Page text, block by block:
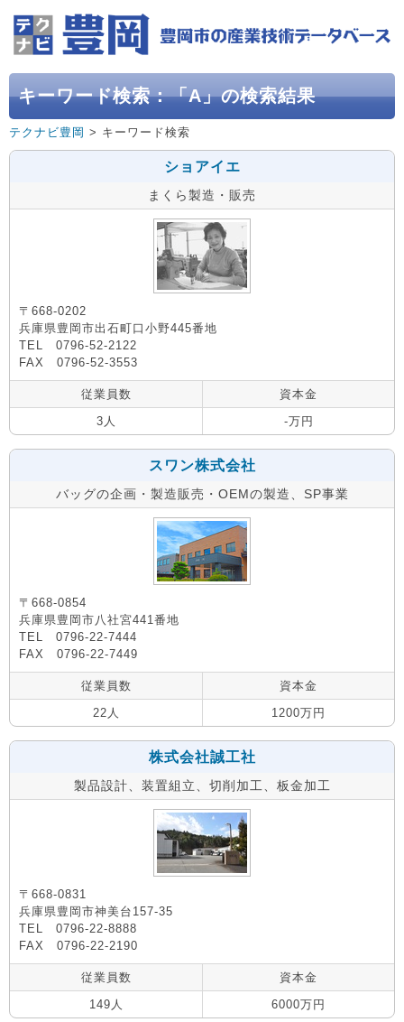
キーワード検索：「A」の検索結果
テクナビ豊岡 > キーワード検索
ショアイエ
まくら製造・販売
〒668-0202
兵庫県豊岡市出石町口小野445番地
TEL 0796-52-2122
FAX 0796-52-3553
従業員数
資本金
3人
-万円
スワン株式会社
バッグの企画・製造販売・OEMの製造、SP事業
〒668-0854
兵庫県豊岡市八社宮441番地
TEL 0796-22-7444
FAX 0796-22-7449
従業員数
資本金
22人
1200万円
株式会社誠工社
製品設計、装置組立、切削加工、板金加工
〒668-0831
兵庫県豊岡市神美台157-35
TEL 0796-22-8888
FAX 0796-22-2190
従業員数
資本金
149人
6000万円